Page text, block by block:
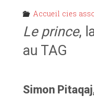
Accueil cies
Le prince,
au TAG
Simon